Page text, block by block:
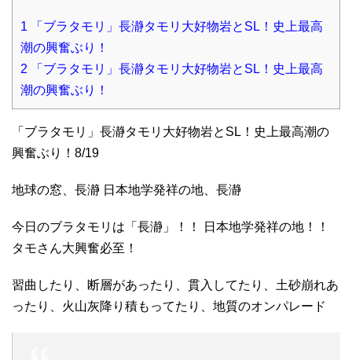
1 「ブラタモリ」長瀞タモリ大好物岩とSL！史上最高
潮の興奮ぶり！
2 「ブラタモリ」長瀞タモリ大好物岩とSL！史上最高
潮の興奮ぶり！
「ブラタモリ」長瀞タモリ大好物岩とSL！史上最高潮の
興奮ぶり！8/19
地球の窓、長瀞 日本地学発祥の地、長瀞
今日のブラタモリは「長瀞」！！ 日本地学発祥の地！！
タモさん大興奮必至！
習曲したり、断層があったり、貫入してたり、土砂崩れあ
ったり、火山灰降り積もってたり、地質のオンパレード